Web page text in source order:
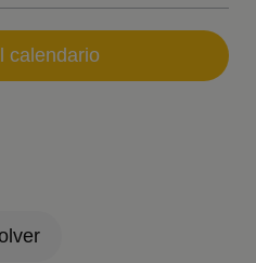
calendario